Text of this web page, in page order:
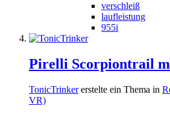
verschleiß
laufleistung
955i
Pirelli Scorpiontrail
TonicTrinkererstelte ein Thema in
VR)